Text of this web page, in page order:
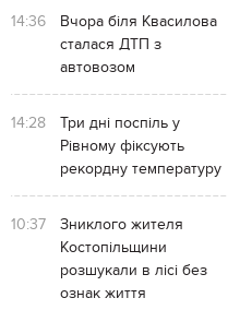
14:36
Вчора біля Квасилова
сталася ДТП з
автовозом
14:28
Три дні поспіль у
Рівному фіксують
рекордну температуру
10:37
Зниклого жителя
Костопільщини
розшукали в лісі без
ознак життя